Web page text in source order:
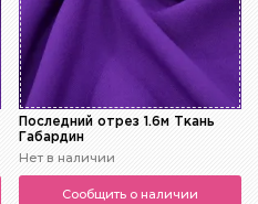
Последний отрез 1.6м Ткань
Габардин
Нет в наличии
Сообщить о наличии